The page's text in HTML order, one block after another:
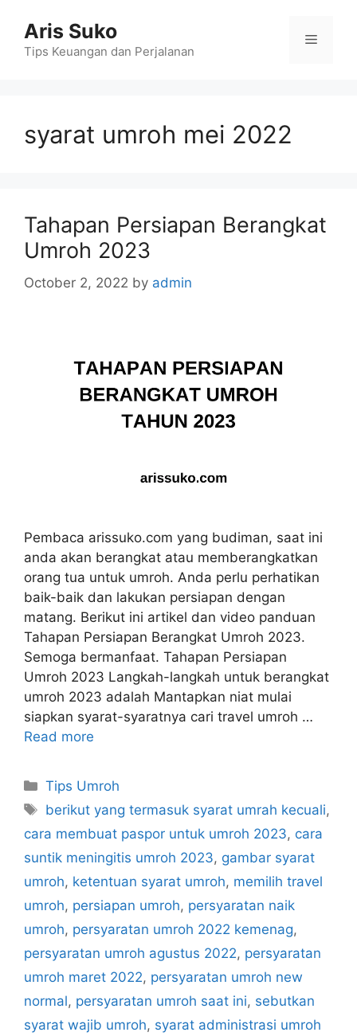
content
Aris Suko
Tips Keuangan dan Perjalanan
Menu
syarat umroh mei 2022
Tahapan Persiapan Berangkat
Umroh 2023
October 2, 2022 by admin
Pembaca arissuko.com yang budiman, saat ini
anda akan berangkat atau memberangkatkan
orang tua untuk umroh. Anda perlu perhatikan
baik-baik dan lakukan persiapan dengan
matang. Berikut ini artikel dan video panduan
Tahapan Persiapan Berangkat Umroh 2023.
Semoga bermanfaat. Tahapan Persiapan
Umroh 2023 Langkah-langkah untuk berangkat
umroh 2023 adalah Mantapkan niat mulai
siapkan syarat-syaratnya cari travel umroh …
Read more
Categories
Tips Umroh
Tags
berikut yang termasuk syarat umrah kecuali,
cara membuat paspor untuk umroh 2023, cara
suntik meningitis umroh 2023, gambar syarat
umroh, ketentuan syarat umroh, memilih travel
umroh, persiapan umroh, persyaratan naik
umroh, persyaratan umroh 2022 kemenag,
persyaratan umroh agustus 2022, persyaratan
umroh maret 2022, persyaratan umroh new
normal, persyaratan umroh saat ini, sebutkan
syarat wajib umroh, syarat administrasi umroh